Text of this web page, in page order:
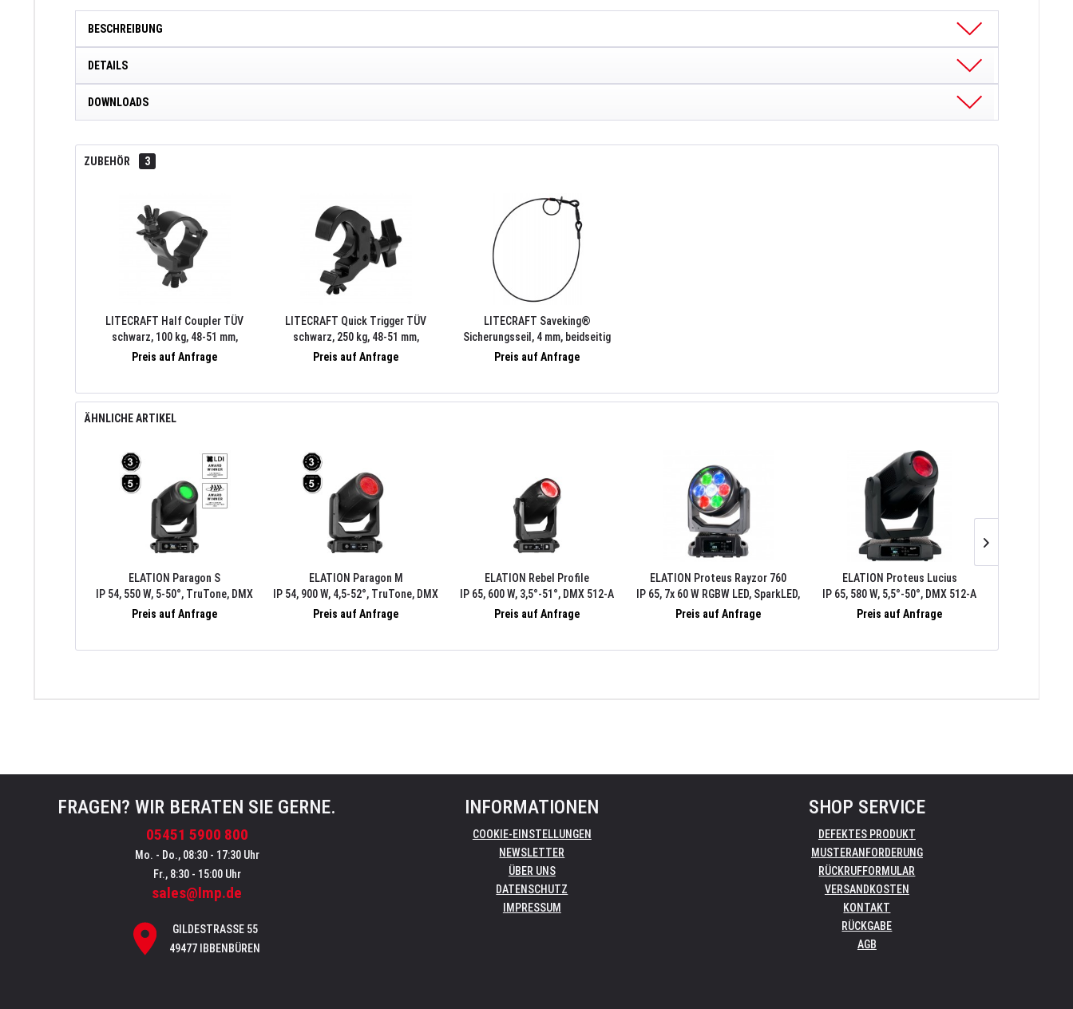
BESCHREIBUNG
DETAILS
DOWNLOADS
ZUBEHÖR 3
LITECRAFT Half Coupler TÜV
schwarz, 100 kg, 48-51 mm,
Schraube M10
Preis auf Anfrage
LITECRAFT Quick Trigger TÜV
schwarz, 250 kg, 48-51 mm,
Schraube M10
Preis auf Anfrage
LITECRAFT Saveking®
Sicherungsseil, 4 mm, beidseitig
gekauscht, 100 cm, max. 40/60 kg
Preis auf Anfrage
ÄHNLICHE ARTIKEL
ELATION Paragon S
IP 54, 550 W, 5-50°, TruTone, DMX
512-A (RDM), ArtNet, sACN, FIL
Preis auf Anfrage
ELATION Paragon M
IP 54, 900 W, 4,5-52°, TruTone, DMX
512-A (RDM), ArtNet, sACN, FIL
Preis auf Anfrage
ELATION Rebel Profile
IP 65, 600 W, 3,5°-51°, DMX 512-A
(RDM), ArtNet, sACN
Preis auf Anfrage
ELATION Proteus Rayzor 760
IP 65, 7x 60 W RGBW LED, SparkLED,
5°-77°, DMX 512-A (RDM), ArtNet,
Preis auf Anfrage
ELATION Proteus Lucius
IP 65, 580 W, 5,5°-50°, DMX 512-A
(RDM), ArtNet, sACN, FIL Case-
Preis auf Anfrage
FRAGEN? WIR BERATEN SIE GERNE.
05451 5900 800
Mo. - Do., 08:30 - 17:30 Uhr
Fr., 8:30 - 15:00 Uhr
sales@lmp.de
GILDESTRASSE 55
49477 IBBENBÜREN
INFORMATIONEN
COOKIE-EINSTELLUNGEN
NEWSLETTER
ÜBER UNS
DATENSCHUTZ
IMPRESSUM
SHOP SERVICE
DEFEKTES PRODUKT
MUSTERANFORDERUNG
RÜCKRUFFORMULAR
VERSANDKOSTEN
KONTAKT
RÜCKGABE
AGB